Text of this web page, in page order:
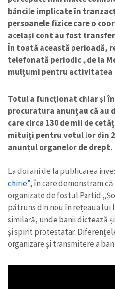
băncile implicate în
persoanele fizice care o
același cont au fost
În toată această perioadă,
telefonată periodic „de la
mulțumi pentru activitatea
Totul a funcționat chiar și
procuratura anunțau că au
care circa 130 de mii de
mituiți pentru votul lor din
anunțul organelor de drept.
La doi ani de la publicarea
chirie”,în care demonstram
organizate de fostul Partid
pătruns din nou în rețeaua lui
similară, unde banii dictează
și spirit protestatar.
organizare și transmitere a